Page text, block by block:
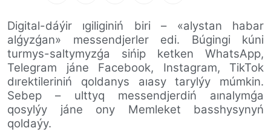
Digital-dáýir ıgiliginiń biri – «alystan habar
alǵyzǵan» messendjerler edi. Búgingi kúni
turmys-saltymyzǵa sińip ketken WhatsApp,
Telegram jáne Facebook, Instagram, TikTok
dırektileriniń qoldanys aıasy tarylýy múmkin.
Sebep – ulttyq messendjerdiń aınalymǵa
qosylýy jáne ony Memleket basshysynyń
qoldaýy.